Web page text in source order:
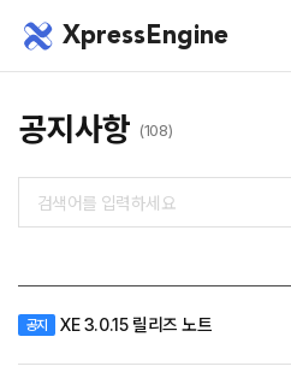
XpressEngine
공지사항 (108)
공지 XE 3.0.15 릴리즈 노트